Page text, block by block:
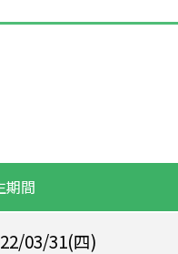
期間
03/31(四)